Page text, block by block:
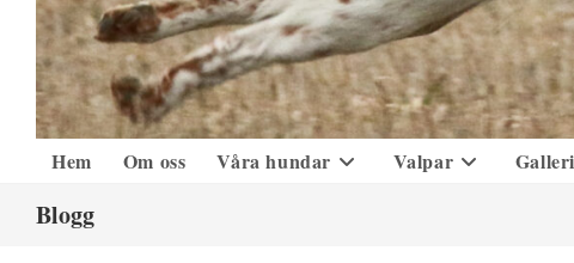
Hem Om oss Våra hundar Valpar Galleri
Blogg